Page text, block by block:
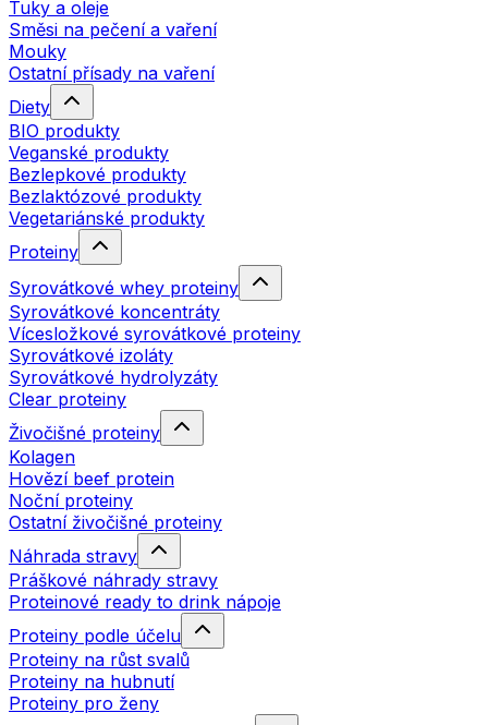
Tuky a oleje
Směsi na pečení a vaření
Mouky
Ostatní přísady na vaření
Diety
BIO produkty
Veganské produkty
Bezlepkové produkty
Bezlaktózové produkty
Vegetariánské produkty
Proteiny
Syrovátkové whey proteiny
Syrovátkové koncentráty
Vícesložkové syrovátkové proteiny
Syrovátkové izoláty
Syrovátkové hydrolyzáty
Clear proteiny
Živočišné proteiny
Kolagen
Hovězí beef protein
Noční proteiny
Ostatní živočišné proteiny
Náhrada stravy
Práškové náhrady stravy
Proteinové ready to drink nápoje
Proteiny podle účelu
Proteiny na růst svalů
Proteiny na hubnutí
Proteiny pro ženy